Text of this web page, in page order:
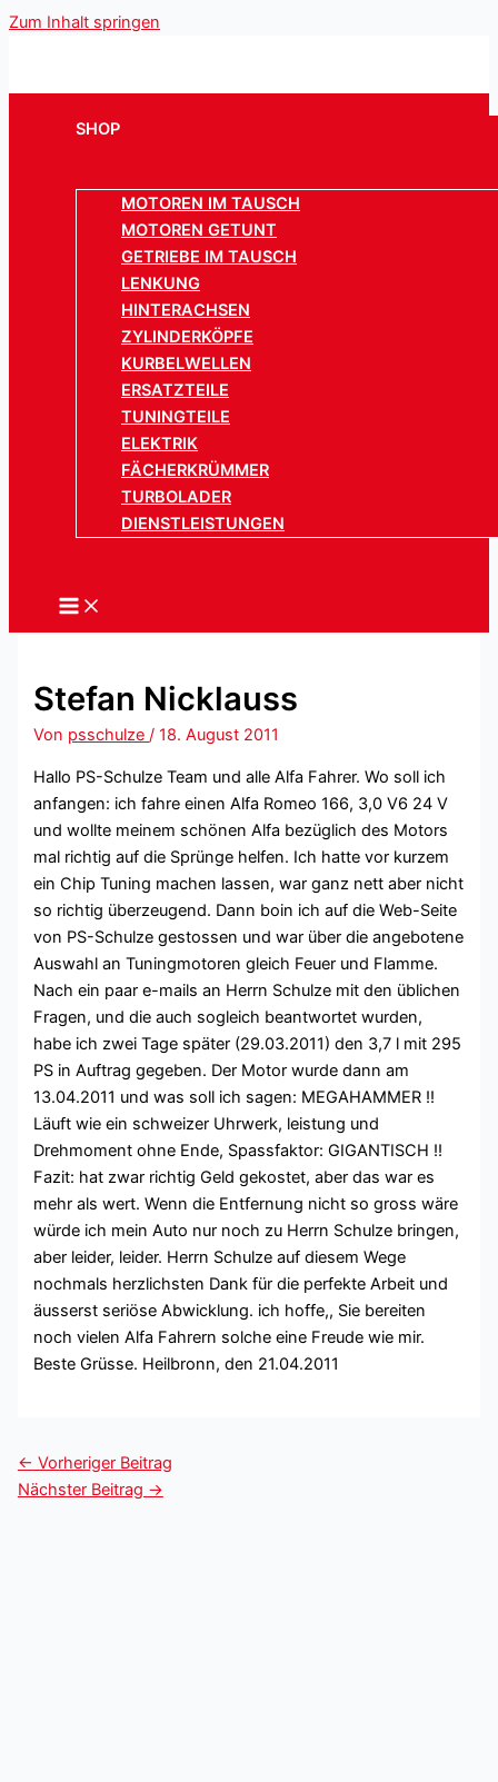
Zum Inhalt springen
SHOP
MOTOREN IM TAUSCH
MOTOREN GETUNT
GETRIEBE IM TAUSCH
LENKUNG
HINTERACHSEN
ZYLINDERKÖPFE
KURBELWELLEN
ERSATZTEILE
TUNINGTEILE
ELEKTRIK
FÄCHERKRÜMMER
TURBOLADER
DIENSTLEISTUNGEN
Stefan Nicklauss
Von psschulze/18. August 2011
Hallo PS-Schulze Team und alle Alfa Fahrer. Wo soll ich
anfangen: ich fahre einen Alfa Romeo 166, 3,0 V6 24 V
und wollte meinem schönen Alfa bezüglich des Motors
mal richtig auf die Sprünge helfen. Ich hatte vor kurzem
ein Chip Tuning machen lassen, war ganz nett aber nicht
so richtig überzeugend. Dann boin ich auf die Web-Seite
von PS-Schulze gestossen und war über die angebotene
Auswahl an Tuningmotoren gleich Feuer und Flamme.
Nach ein paar e-mails an Herrn Schulze mit den üblichen
Fragen, und die auch sogleich beantwortet wurden,
habe ich zwei Tage später (29.03.2011) den 3,7 l mit 295
PS in Auftrag gegeben. Der Motor wurde dann am
13.04.2011 und was soll ich sagen: MEGAHAMMER !!
Läuft wie ein schweizer Uhrwerk, leistung und
Drehmoment ohne Ende, Spassfaktor: GIGANTISCH !!
Fazit: hat zwar richtig Geld gekostet, aber das war es
mehr als wert. Wenn die Entfernung nicht so gross wäre
würde ich mein Auto nur noch zu Herrn Schulze bringen,
aber leider, leider. Herrn Schulze auf diesem Wege
nochmals herzlichsten Dank für die perfekte Arbeit und
äusserst seriöse Abwicklung. ich hoffe,, Sie bereiten
noch vielen Alfa Fahrern solche eine Freude wie mir.
Beste Grüsse. Heilbronn, den 21.04.2011
← Vorheriger Beitrag
Nächster Beitrag →